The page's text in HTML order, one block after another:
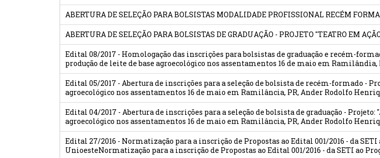
ABERTURA DE SELEÇÃO PARA BOLSISTAS MODALIDADE PROFISSIONAL RECÉM
ABERTURA DE SELEÇÃO PARA BOLSISTAS DE GRADUAÇÃO - PROJETO "TEATRO EM
Edital 08/2017 - Homologação das inscrições para bolsistas de graduação e recém-
produção de leite de base agroecológico nos assentamentos 16 de maio em
Edital 05/2017 - Abertura de inscrições para a seleção de bolsista de recém-formado -
agroecológico nos assentamentos 16 de maio em Ramilância, PR, Ander Rodolfo
Edital 04/2017 - Abertura de inscrições para a seleção de bolsista de graduação -
agroecológico nos assentamentos 16 de maio em Ramilância, PR, Ander Rodolfo
Edital 27/2016 - Normatização para a inscrição de Propostas ao Edital 001/2016 - da
UnioesteNormatização para a inscrição de Propostas ao Edital 001/2016 - da SETI ao